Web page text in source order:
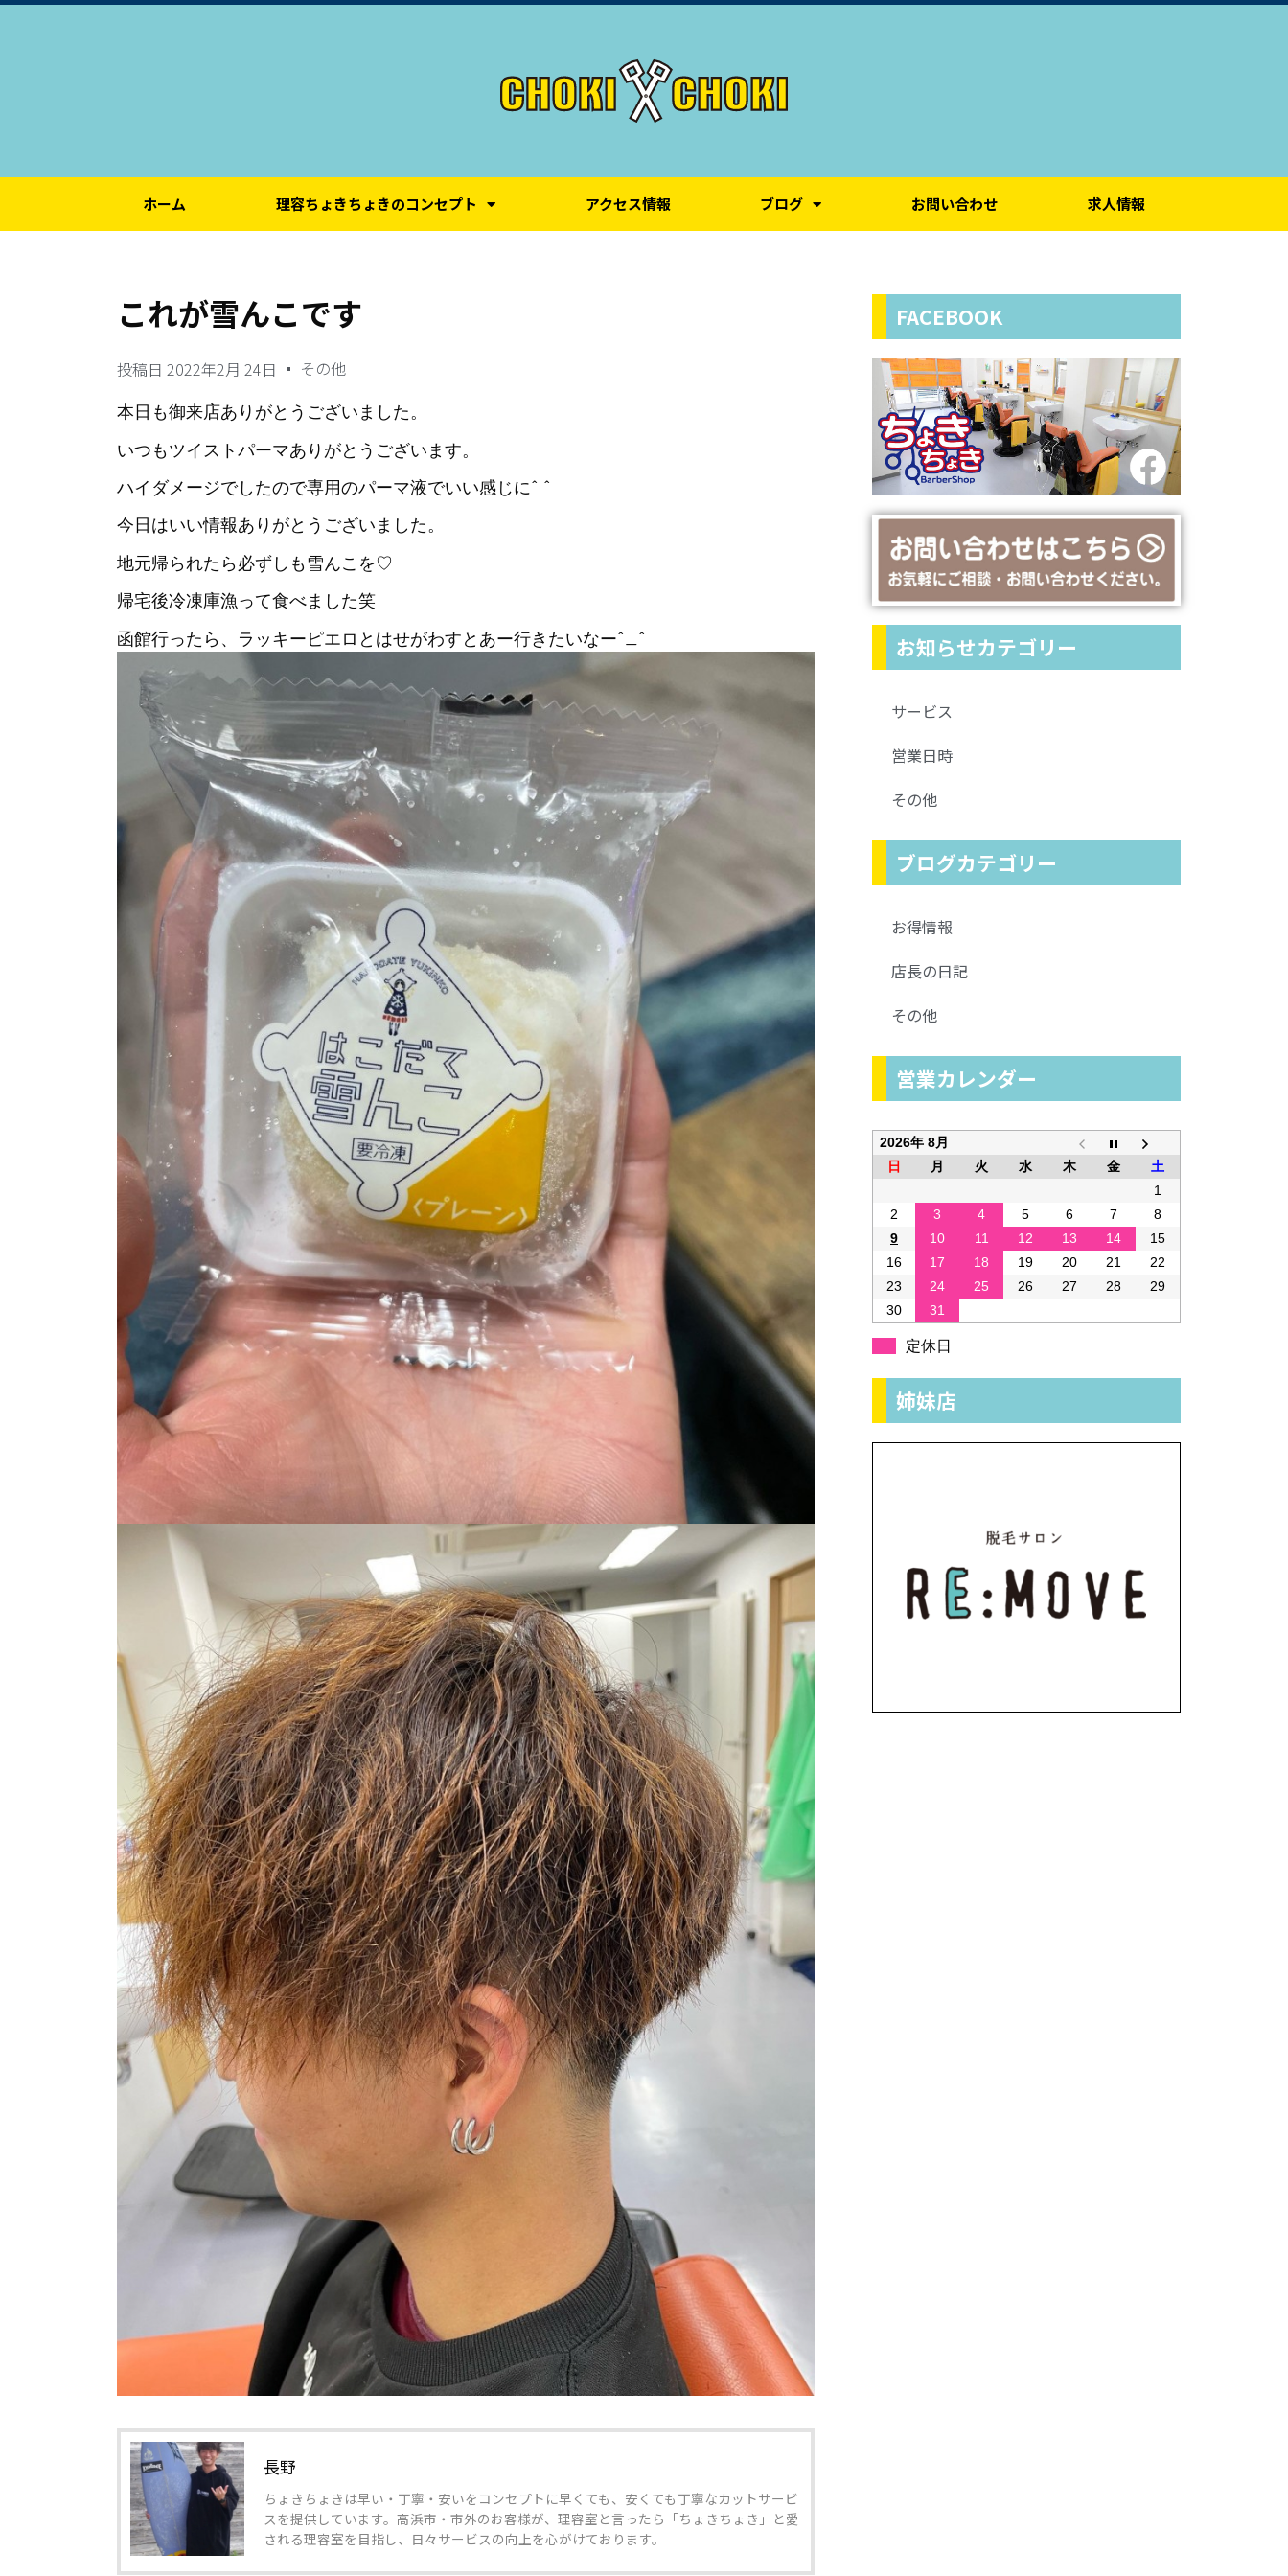
ホーム 理容ちょきちょきのコンセプト アクセス情報 ブログ お問い合わせ 求人情報
これが雪んこです
投稿日 2022年2月 24日 その他
本日も御来店ありがとうございました。
いつもツイストパーマありがとうございます。
ハイダメージでしたので専用のパーマ液でいい感じに^ ^
今日はいい情報ありがとうございました。
地元帰られたら必ずしも雪んこを♡
帰宅後冷凍庫漁って食べました笑
函館行ったら、ラッキーピエロとはせがわすとあー行きたいなー^_^
長野
ちょきちょきは早い・丁寧・安いをコンセプトに早くても、安くても丁寧なカットサービ
スを提供しています。高浜市・市外のお客様が、理容室と言ったら「ちょきちょき」と愛
される理容室を目指し、日々サービスの向上を心がけております。
FACEBOOK
お知らせカテゴリー
サービス
営業日時
その他
ブログカテゴリー
お得情報
店長の日記
その他
営業カレンダー
2026年 8月
日
月 火 水 木 金
土
1
2
3 4 5 6 7
8
9
10 11 12 13 14
15
16
17 18 19 20 21
22
23
24 25 26 27 28
29
30
31
定休日
姉妹店